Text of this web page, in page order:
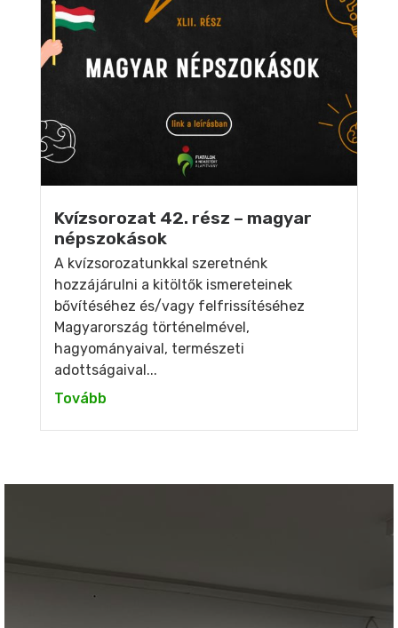
Kvízsorozat 42. rész – magyar
népszokások
A kvízsorozatunkkal szeretnénk
hozzájárulni a kitöltők ismereteinek
bővítéséhez és/vagy felfrissítéséhez
Magyarország történelmével,
hagyományaival, természeti
adottságaival...
Tovább